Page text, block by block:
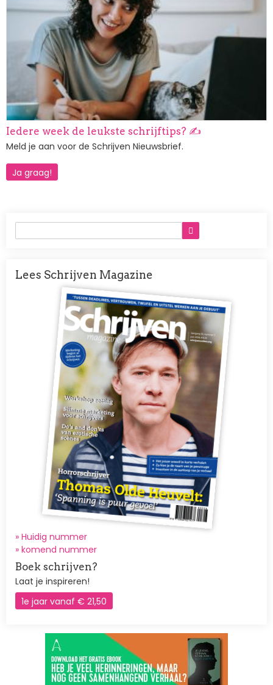
Iedere week de leukste schrijftips? ✍️
Meld je aan voor de Schrijven Nieuwsbrief.
Ja graag!
Lees Schrijven Magazine
Afbeelding
» Huidig nummer
» komend nummer
Boek schrijven?
Laat je inspireren!
1e jaar vanaf € 21,50